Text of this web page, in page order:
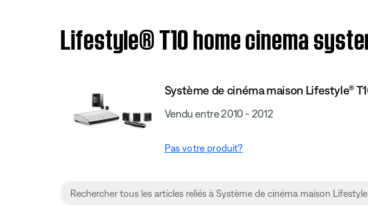
Lifestyle® T10 home cinema
Système de cinéma maison Lifestyle®
Vendu entre 2010 - 2012
Pas votre produit?